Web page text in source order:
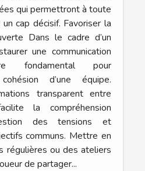
qui permettront à toute
cap décisif. Favoriser la
Dans le cadre d’un
une communication
fondamental pour
d’une équipe.
transparent entre
la compréhension
des tensions et
communs. Mettre en
régulières ou des ateliers
de partager...